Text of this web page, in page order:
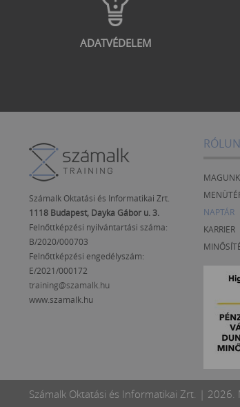
ADATVÉDELEM
Számalk Oktatási és Informatikai Zrt.
1118 Budapest, Dayka Gábor u. 3.
Felnőttképzési nyilvántartási száma:
B/2020/000703
Felnőttképzési engedélyszám:
E/2021/000172
training@szamalk.hu
www.szamalk.hu
NAPTÁR
KARRIER
Számalk Oktatási és Informatikai Zrt. |